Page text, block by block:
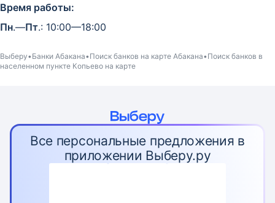
Время работы:
Пн.—Пт.: 10:00—18:00
Выберу Банки Абакана Поиск банков на карте Абакана Поиск банков в
населенном пункте Копьево на карте
Все персональные предложения в
приложении Выберу.ру